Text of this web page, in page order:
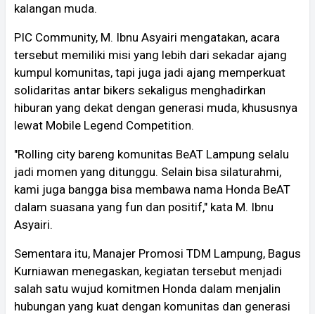
kalangan muda.
PIC Community, M. Ibnu Asyairi mengatakan, acara
tersebut memiliki misi yang lebih dari sekadar ajang
kumpul komunitas, tapi juga jadi ajang memperkuat
solidaritas antar bikers sekaligus menghadirkan
hiburan yang dekat dengan generasi muda, khususnya
lewat Mobile Legend Competition.
"Rolling city bareng komunitas BeAT Lampung selalu
jadi momen yang ditunggu. Selain bisa silaturahmi,
kami juga bangga bisa membawa nama Honda BeAT
dalam suasana yang fun dan positif," kata M. Ibnu
Asyairi.
Sementara itu, Manajer Promosi TDM Lampung, Bagus
Kurniawan menegaskan, kegiatan tersebut menjadi
salah satu wujud komitmen Honda dalam menjalin
hubungan yang kuat dengan komunitas dan generasi